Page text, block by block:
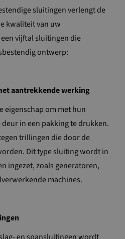
sluitingen verlengt de
kwaliteit van uw
vijftal sluitingen die
ontwerp:
aantrekkende werking
eigenschap om met hun
in een pakking te drukken.
trillingen die door de
Dit type sluiting wordt in
ingezet, zoals generatoren,
machines.